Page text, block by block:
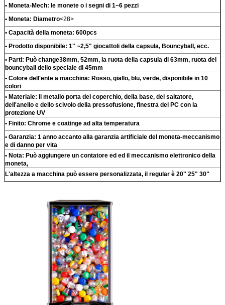
• Moneta-Mech: le monete o i segni di 1~6 pezzi
• Moneta: Diametro<28>
• Capacità della moneta: 600pcs
• Prodotto disponibile: 1" ~2,5" giocattoli della capsula, Bouncyball, ecc.
• Parti: Può change38mm, 52mm, la ruota della capsula di 63mm, ruota del
bouncyball dello speciale di 45mm
• Colore dell'ente a macchina: Rosso, giallo, blu, verde, disponibile in 10
colori
• Materiale: Il metallo porta del coperchio, della base, del saltatore,
dell'anello e dello scivolo della pressofusione, finestra del PC con la
protezione UV
• Finito: Chrome e coatinge ad alta temperatura
• Garanzia: 1 anno accanto alla garanzia artificiale del moneta-meccanismo
e di danno per vita
• Nota: Può aggiungere un contatore ed ed il meccanismo elettronico della
moneta,
L'altezza a macchina può essere personalizzata, il regular è 20" 25" 30"